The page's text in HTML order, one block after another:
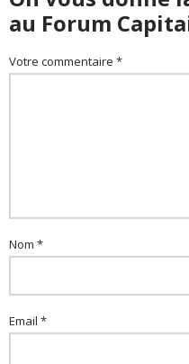
au Forum
Votre commentaire *
Nom *
Email *